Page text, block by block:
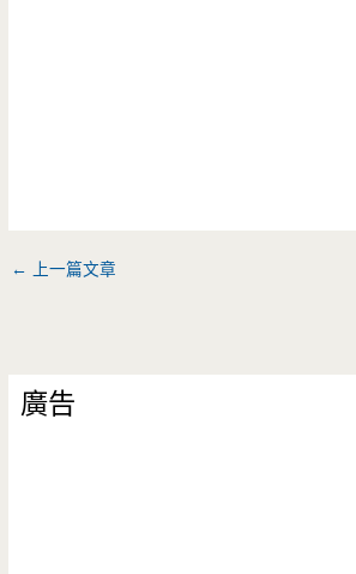
← 上一篇文章
廣告